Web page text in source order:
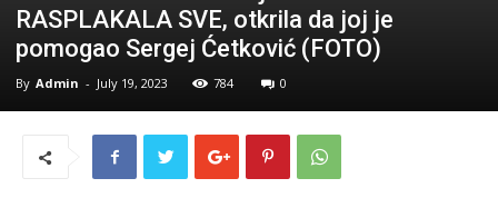
RASPLAKALA SVE, otkrila da joj je
pomogao Sergej Ćetković (FOTO)
By Admin - July 19, 2023 784 0